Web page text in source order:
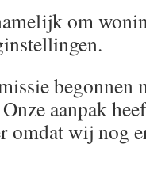
om
begonnen
aanpak
omdat wij nog